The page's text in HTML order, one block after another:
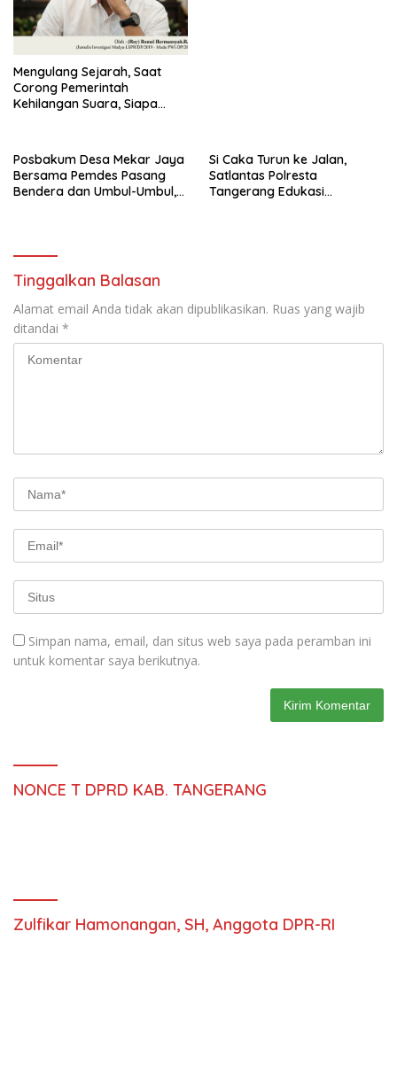
Mengulang Sejarah, Saat
Corong Pemerintah
Kehilangan Suara, Siapa
Posbakum Desa Mekar Jaya
Bersama Pemdes Pasang
Bendera dan Umbul-Umbul,
Si Caka Turun ke Jalan,
Satlantas Polresta
Tangerang Edukasi
Tinggalkan Balasan
Alamat email Anda tidak akan dipublikasikan. Ruas yang wajib
ditandai *
Simpan nama, email, dan situs web saya pada peramban ini
untuk komentar saya berikutnya.
NONCE T DPRD KAB. TANGERANG
Zulfikar Hamonangan, SH, Anggota DPR-RI